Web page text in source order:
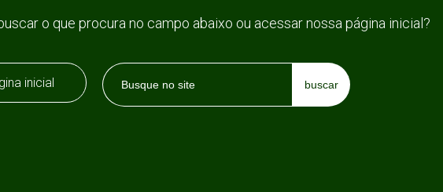
o que procura no campo abaixo ou acessar nossa página inicial?
inicial